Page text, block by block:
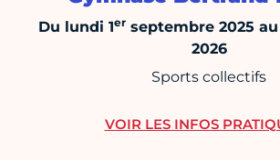
Du lundi 1er septembre 2025
2026
Sports collectifs
VOIR LES INFOS